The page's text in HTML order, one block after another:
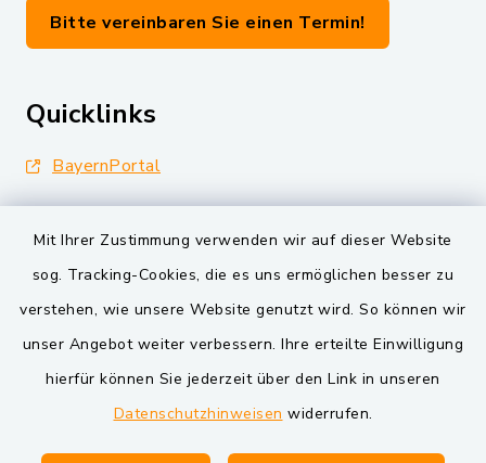
Mit Ihrer Zustimmung verwenden wir auf dieser Website
sog. Tracking-Cookies, die es uns ermöglichen besser zu
verstehen, wie unsere Website genutzt wird. So können wir
unser Angebot weiter verbessern. Ihre erteilte Einwilligung
hierfür können Sie jederzeit über den Link in unseren
Datenschutzhinweisen widerrufen.
Bitte vereinbaren Sie einen Termin!
Quicklinks
BayernPortal
Landkreis Schwandorf
VG und Gemeinden
Markt Schwarzenfeld
Gemeinde Schwarzach bei Nabburg